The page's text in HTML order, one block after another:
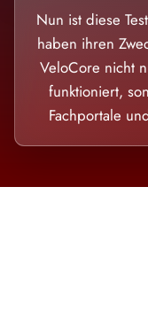
Nun ist diese
haben ihren
VeloCore nicht
funktioniert,
Fachportale